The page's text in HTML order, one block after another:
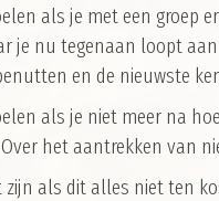
als je met een groep
je nu tegenaan loopt
en de nieuwste
als je niet meer na
het aantrekken van
zijn als dit alles niet ten